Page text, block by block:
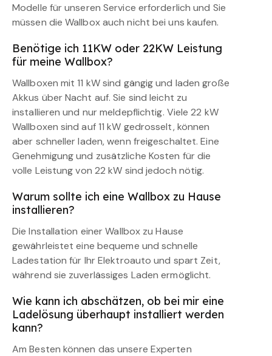
Modelle für unseren Service erforderlich und Sie
müssen die Wallbox auch nicht bei uns kaufen.
Benötige ich 11KW oder 22KW Leistung
für meine Wallbox?
Wallboxen mit 11 kW sind gängig und laden große
Akkus über Nacht auf. Sie sind leicht zu
installieren und nur meldepflichtig. Viele 22 kW
Wallboxen sind auf 11 kW gedrosselt, können
aber schneller laden, wenn freigeschaltet. Eine
Genehmigung und zusätzliche Kosten für die
volle Leistung von 22 kW sind jedoch nötig.
Warum sollte ich eine Wallbox zu Hause
installieren?
Die Installation einer Wallbox zu Hause
gewährleistet eine bequeme und schnelle
Ladestation für Ihr Elektroauto und spart Zeit,
während sie zuverlässiges Laden ermöglicht.
Wie kann ich abschätzen, ob bei mir eine
Ladelösung überhaupt installiert werden
kann?
Am Besten können das unsere Experten